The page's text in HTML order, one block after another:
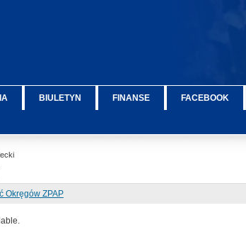
BIULETYN FINANSE FACEBOOK
Okręgów ZPAP